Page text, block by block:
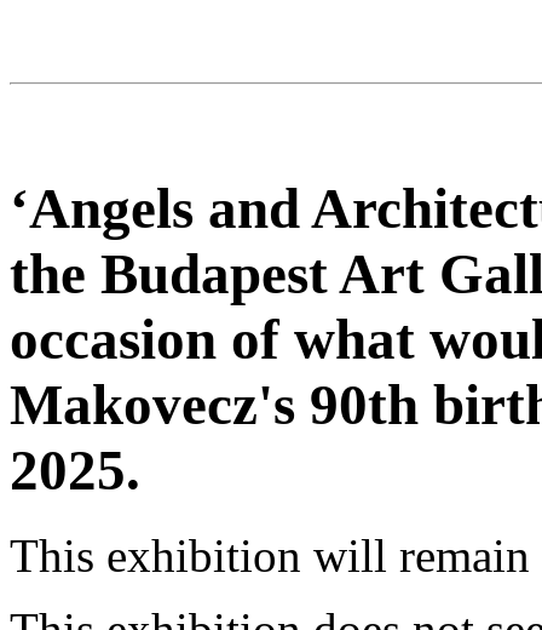
‘Angels and
the Budapest Art
occasion of what
Makovecz's 90th
2025.
This exhibition will remain